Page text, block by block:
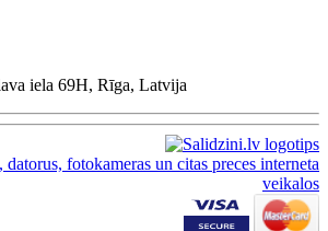
iela 69H, Rīga, Latvija